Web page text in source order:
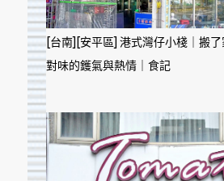
[台南][安平區] 港式灣仔小棧｜搬了
對味的鑊氣與熱情｜食記